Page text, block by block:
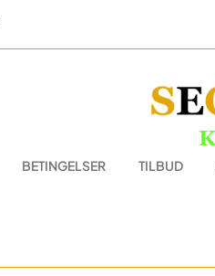
BETINGELSER TILBUD